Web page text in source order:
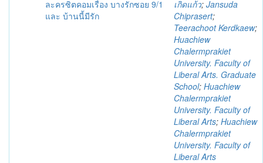
ละครซิตคอมเรื่อง บางรักซอย 9/1
และ บ้านนี้มีรัก
เกิดแก้ว; Jansuda
Chiprasert;
Teerachoot Kerdkaew;
Huachiew
Chalermprakiet
University. Faculty of
Liberal Arts. Graduate
School; Huachiew
Chalermprakiet
University. Faculty of
Liberal Arts; Huachiew
Chalermprakiet
University. Faculty of
Liberal Arts